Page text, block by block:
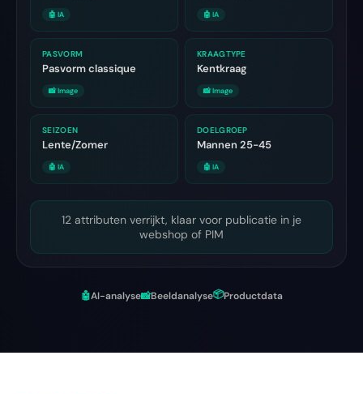
🤖 IA 🤖 IA
PASVORM
Pasvorm classique
📸 Image
KRAAGTYPE
Kentkraag
📸 Image
SEIZOEN
Lente/Zomer
🤖 IA
DOELGROEP
Mannen 25-45
🤖 IA
12 attributen verrijkt, klaar voor publicatie in je
webshop of PIM
🤖AI-analyse📸Beeldanalyse📦Productdata